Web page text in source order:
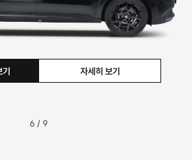
내 차 견적 알아보기
7 / 9